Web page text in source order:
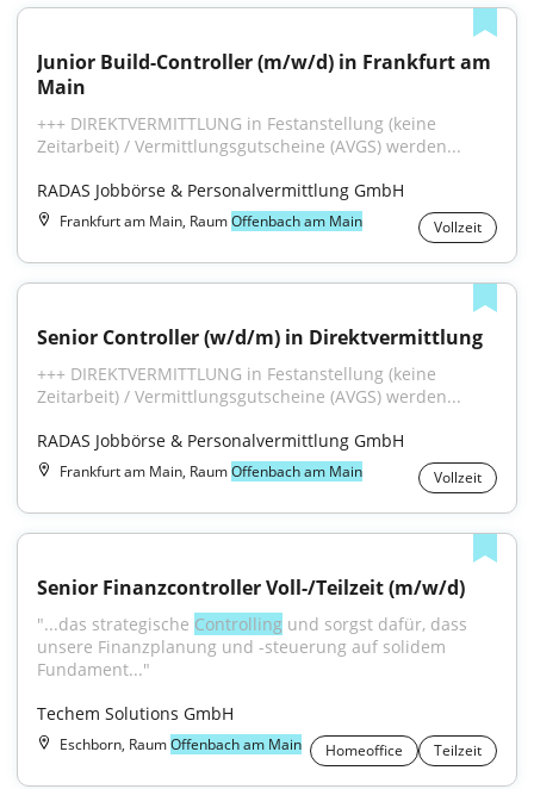
Junior Build-Controller (m/w/d) in Frankfurt am
Main
+++ DIREKTVERMITTLUNG in Festanstellung (keine
Zeitarbeit) / Vermittlungsgutscheine (AVGS) werden...
RADAS Jobbörse & Personalvermittlung GmbH
Frankfurt am Main, RaumOffenbach am Main Vollzeit
Senior Controller (w/d/m) in Direktvermittlung
+++ DIREKTVERMITTLUNG in Festanstellung (keine
Zeitarbeit) / Vermittlungsgutscheine (AVGS) werden...
RADAS Jobbörse & Personalvermittlung GmbH
Frankfurt am Main, RaumOffenbach am Main Vollzeit
Senior Finanzcontroller Voll-/Teilzeit (m/w/d)
"...das strategische Controlling und sorgst dafür, dass
unsere Finanzplanung und -steuerung auf solidem
Fundament..."
Techem Solutions GmbH
Eschborn, RaumOffenbach am Main Homeoffice Teilzeit